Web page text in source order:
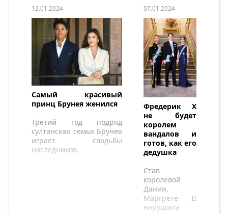
12.01.2024
Самый красивый
принц Брунея женился
Третий год подряд
султанская семья Брунея
играет свадьбы
наследников.
07.01.2024
Фредерик X
не будет
королем
вандалов и
готов, как его
дедушка
Став
королевой
Дании,
Маргрете II
нарушила